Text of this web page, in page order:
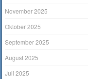
November 2025
Oktober 2025
September 2025
August 2025
Juli 2025